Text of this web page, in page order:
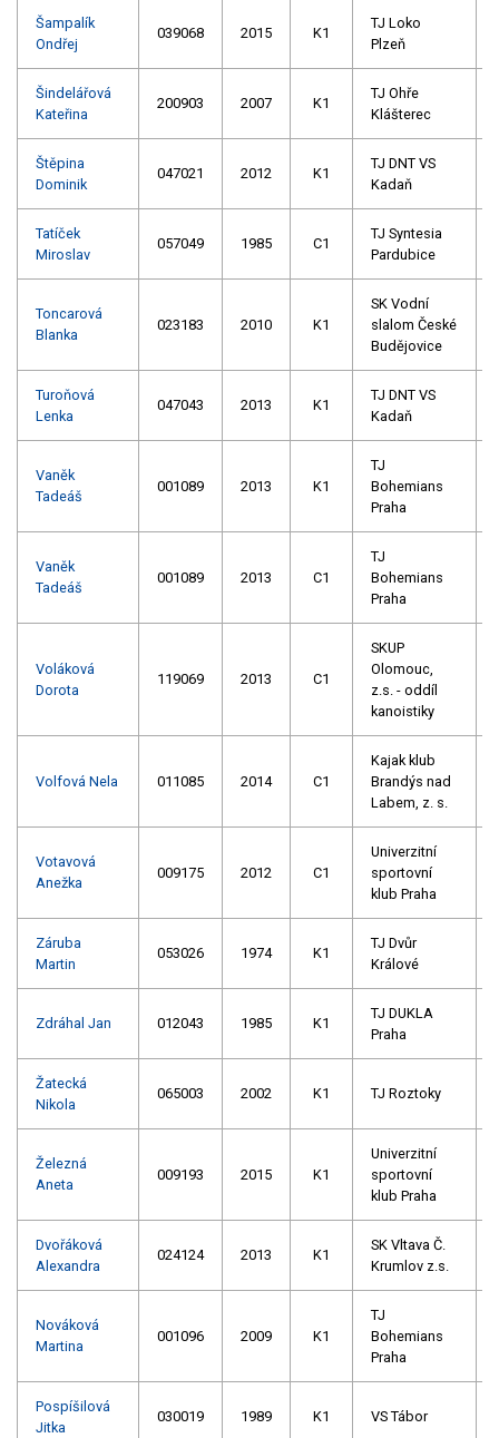
Šampalík
Ondřej
039068 2015 K1
TJ Loko
Plzeň
Šindelářová
Kateřina
200903 2007 K1
TJ Ohře
Klášterec
Štěpina
Dominik
047021 2012 K1
TJ DNT VS
Kadaň
Tatíček
Miroslav
057049 1985 C1
TJ Syntesia
Pardubice
Toncarová
Blanka
023183 2010 K1
SK Vodní
slalom České
Budějovice
Turoňová
Lenka
047043 2013 K1
TJ DNT VS
Kadaň
Vaněk
Tadeáš
001089 2013 K1
TJ
Bohemians
Praha
Vaněk
Tadeáš
001089 2013 C1
TJ
Bohemians
Praha
Voláková
Dorota
119069 2013 C1
SKUP
Olomouc,
z.s. - oddíl
kanoistiky
Volfová Nela 011085 2014 C1
Kajak klub
Brandýs nad
Labem, z. s.
Votavová
Anežka
009175 2012 C1
Univerzitní
sportovní
klub Praha
Záruba
Martin
053026 1974 K1
TJ Dvůr
Králové
Zdráhal Jan 012043 1985 K1
TJ DUKLA
Praha
Žatecká
Nikola
065003 2002 K1 TJ Roztoky
Železná
Aneta
009193 2015 K1
Univerzitní
sportovní
klub Praha
Dvořáková
Alexandra
024124 2013 K1
SK Vltava Č.
Krumlov z.s.
Nováková
Martina
001096 2009 K1
TJ
Bohemians
Praha
Pospíšilová
Jitka
030019 1989 K1 VS Tábor